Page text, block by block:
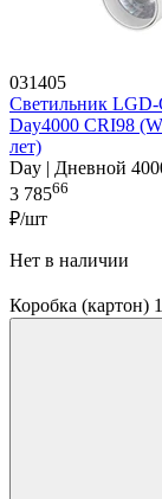
031405
Светильник
Day4000 CRI98
лет)
Day | Дневной
3 78566
₽/шт
Нет в наличии
Коробка